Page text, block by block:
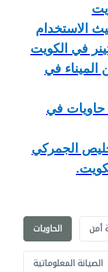
الاستخدام
نر في الكويت
الميناء في
في
الجمركي
الحاويات أمن
الصيانة المعلوماتية